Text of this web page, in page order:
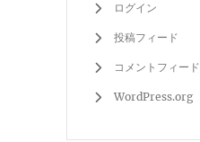
ログイン
投稿フィード
コメントフィード
WordPress.org